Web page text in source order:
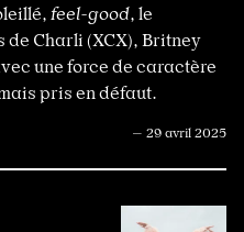
feel-good, le
de Charli (XCX), Britney
une force de caractère
pris en défaut.
— 29 avril 2025